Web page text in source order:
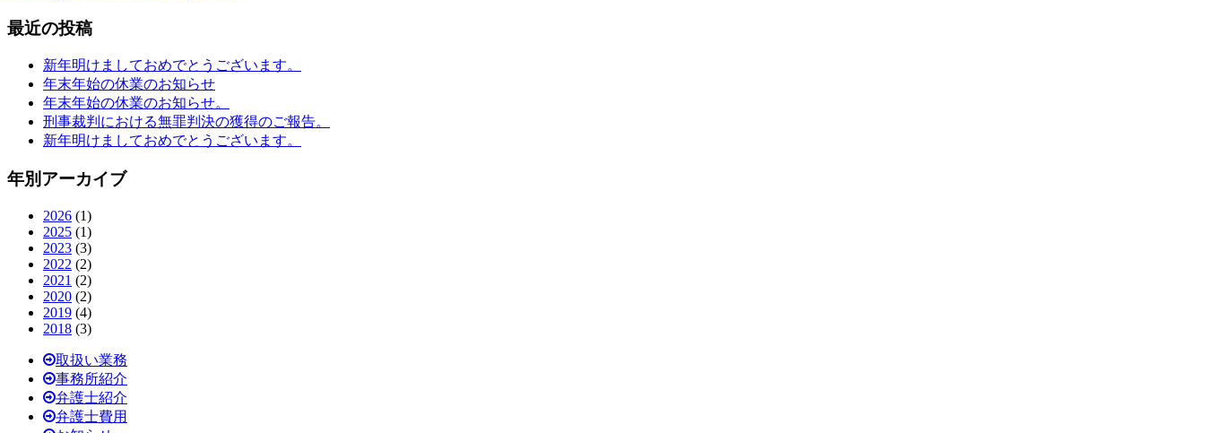
最近の投稿
新年明けましておめでとうございます。
年末年始の休業のお知らせ
年末年始の休業のお知らせ。
刑事裁判における無罪判決の獲得のご報告。
新年明けましておめでとうございます。
年別アーカイブ
2026 (1)
2025 (1)
2023 (3)
2022 (2)
2021 (2)
2020 (2)
2019 (4)
2018 (3)
取扱い業務
事務所紹介
弁護士紹介
弁護士費用